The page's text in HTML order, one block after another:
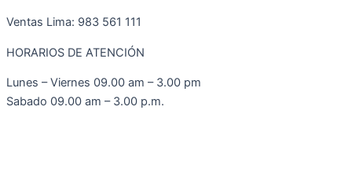
Ventas Lima: 983 561 111
HORARIOS DE ATENCIÓN
Lunes – Viernes 09.00 am – 3.00 pm
Sabado 09.00 am – 3.00 p.m.